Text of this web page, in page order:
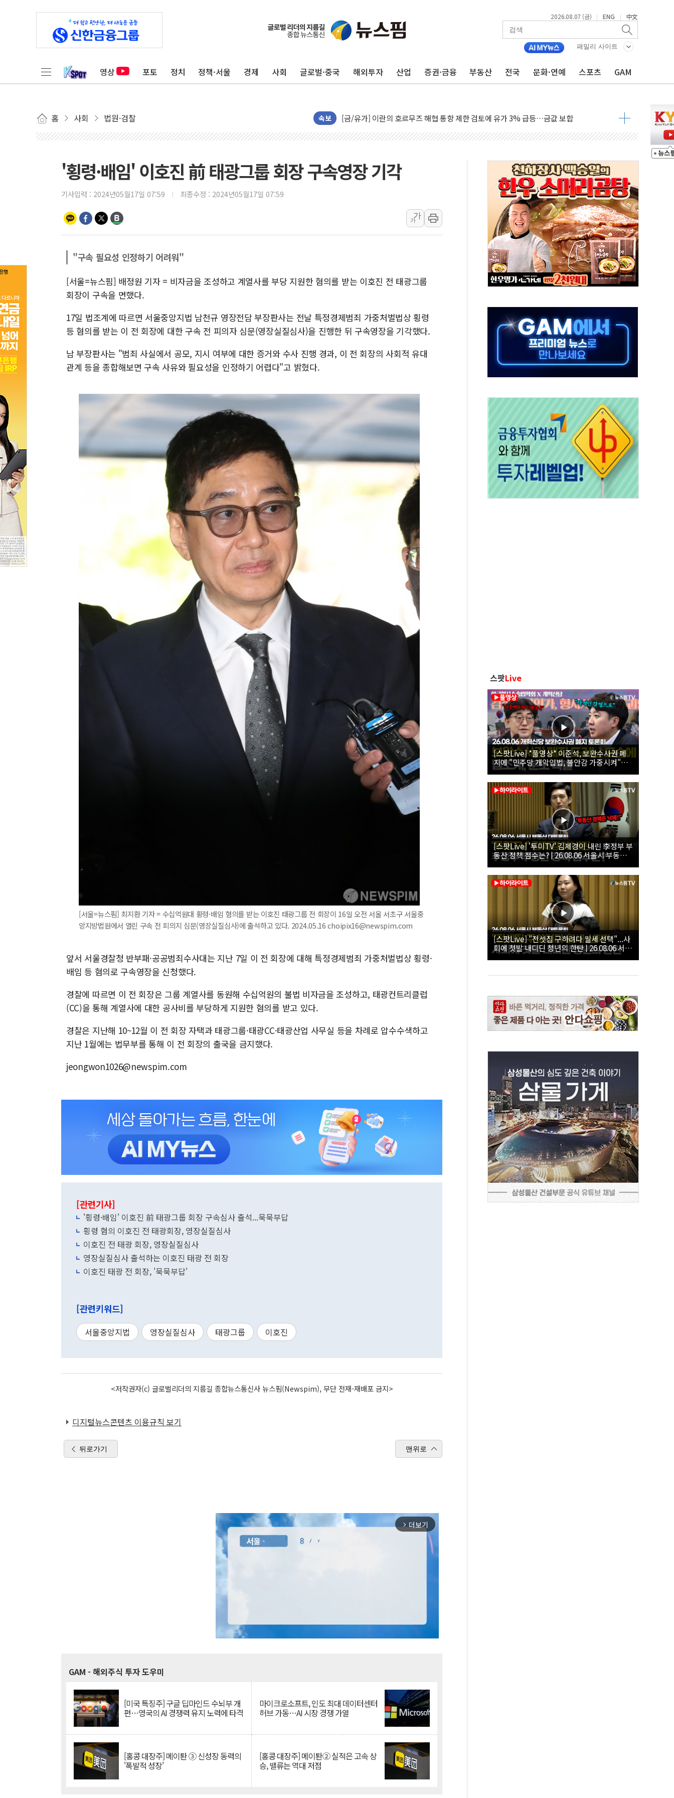
2026.08.07 (금) | ENG | 中文
패밀리 사이트
영상 포토 정치 정책·서울 경제 사회 글로벌·중국 해외투자 산업 증권·금융 부동산 전국 문화·연예 스포츠 GAM
홈 사회 법원·검찰 속보
트럼프, '원정출산 시민권 차단' 행정명령 서명…출생시민권 제한 재시동
현대리바트, 원가 개선으로 실적 방어…다음 과제는 '외형 확대'
"세금 부담 덜자"…비거주 1주택자 귀환 조짐에 전월세시장 '긴장'
[금/유가] 이란의 호르무즈 해협 통항 제한 검토에 유가 3% 급등…금값 보합
뉴욕증시, 유가·금리 부담에 하락…다우 5거래일 랠리 '마침표'
[민주 당권주자 일정] 송영길·정청래·김민석 후보 - 8월 7일
李대통령, 오늘 부동산 정책 점검 2차 회의…주택 공급 대책 막바지 조율할 듯
[오늘의 국회일정] 상임위·세미나·기자회견·주요 정당 - 8월 7일
이란, 美·이스라엘 선박 호르무즈 통항 제한 추진…美 "통행 막을 권한 없어"
유럽증시, 견조한 실적 소화하며 대부분 상승… "2분기 기업 순이익 21% 증가" 전망
리투아니아 국방 "러, 우크라 드론으로 나토 회원국 공격 검토… 거짓 깃발 작전"
구광모, 내주 실리콘밸리서 젠슨 황 재회…로봇·AI 데이터센터·모빌리티 구체화
뉴욕증시 개장 전 특징주...모더나·아이온큐·도어대시↑ VS 샌디스크·피그마·앱러빈↓
뉴욕증시 프리뷰, 미 주가선물 AI주 차익실현 속 혼조세...웨스턴디지털·샌디스크↓
청와대, 북한 단거리 탄도미사일 발사에 긴급 안보 점검회의
'횡령·배임' 이호진 前 태광그룹 회장 구속영장 기각
기사입력 : 2024년05월17일 07:59 최종수정 : 2024년05월17일 07:59
가
가
"구속 필요성 인정하기 어려워"
[서울=뉴스핌] 배정원 기자 = 비자금을 조성하고 계열사를 부당 지원한 혐의를 받는 이호진 전 태광그룹
회장이 구속을 면했다.
17일 법조계에 따르면 서울중앙지법 남천규 영장전담 부장판사는 전날 특정경제범죄 가중처벌법상 횡령
등 혐의를 받는 이 전 회장에 대한 구속 전 피의자 심문(영장실질심사)을 진행한 뒤 구속영장을 기각했다.
남 부장판사는 "범죄 사실에서 공모, 지시 여부에 대한 증거와 수사 진행 경과, 이 전 회장의 사회적 유대
관계 등을 종합해보면 구속 사유와 필요성을 인정하기 어렵다"고 밝혔다.
[서울=뉴스핌] 최지환 기자 = 수십억원대 횡령·배임 혐의를 받는 이호진 태광그룹 전 회장이 16일 오전 서울 서초구 서울중
앙지방법원에서 열린 구속 전 피의지 심문(영장실질심사)에 출석하고 있다. 2024.05.16 choipix16@newspim.com
앞서 서울경찰청 반부패·공공범죄수사대는 지난 7일 이 전 회장에 대해 특정경제범죄 가중처벌법상 횡령·
배임 등 혐의로 구속영장을 신청했다.
경찰에 따르면 이 전 회장은 그룹 계열사를 동원해 수십억원의 불법 비자금을 조성하고, 태광컨트리클럽
(CC)을 통해 계열사에 대한 공사비를 부당하게 지원한 혐의를 받고 있다.
경찰은 지난해 10~12월 이 전 회장 자택과 태광그룹·태광CC·태광산업 사무실 등을 차례로 압수수색하고
지난 1월에는 법무부를 통해 이 전 회장의 출국을 금지했다.
jeongwon1026@newspim.com
[관련기사]
'횡령·배임' 이호진 前 태광그룹 회장 구속심사 출석...묵묵부답
횡령 혐의 이호진 전 태광회장, 영장실질심사
이호진 전 태광 회장, 영장실질심사
영장실질심사 출석하는 이호진 태광 전 회장
이호진 태광 전 회장, '묵묵부답'
[관련키워드]
서울중앙지법 영장실질심사 태광그룹 이호진
<저작권자(c) 글로벌리더의 지름길 종합뉴스통신사 뉴스핌(Newspim), 무단 전재-재배포 금지>
디지털뉴스콘텐츠 이용규칙 보기
뒤로가기 맨위로
arrow_forward_ios 더보기
GAM - 해외주식 투자 도우미
[미국 특징주] 구글 딥마인드 수뇌부 개
편…영국의 AI 경쟁력 유지 노력에 타격
마이크로소프트, 인도 최대 데이터센터
허브 가동…AI 시장 경쟁 가열
[홍콩 대장주] 메이퇀 ③ 신성장 동력의
'폭발적 성장'
[홍콩 대장주] 메이퇀② 실적은 고속 상
승, 밸류는 역대 저점
스팟Live
[스팟Live] *풀영상* 이준석, 보완수사권 폐
지에 "민주당 개악입법, 불안감 가중시켜"｜
26.08.06 개혁신당 보완수사권 폐지 토론회
[스팟Live] '투미TV' 김제경이 내린 李정부 부
동산 정책 점수는? | 26.08.06 서울시 부동산
대토론회
[스팟Live] "전셋집 구하려다 월세 선택"...사
회에 첫발 내디딘 청년의 한탄 | 26.08.06 서울
시 부동산 대토론회